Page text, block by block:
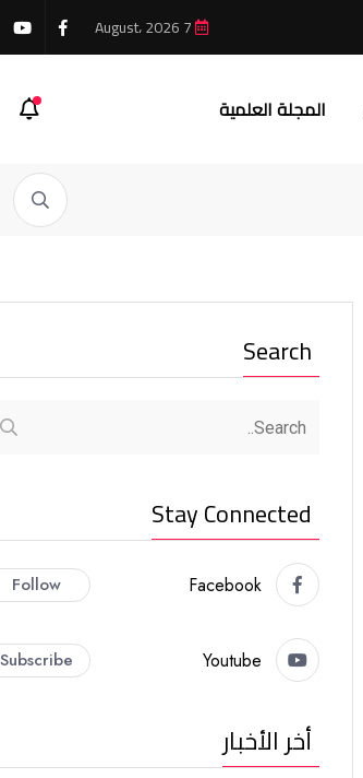
المجلة العلمية
Search
Stay Connected
Facebook
Follow
Youtube
Subscribe
أخر الأخبار